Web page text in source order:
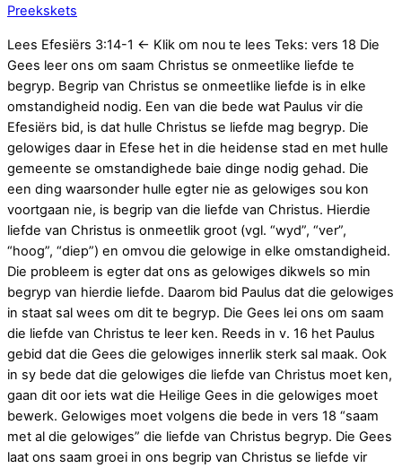
Preekskets
Lees Efesiërs 3:14-1 <- Klik om nou te lees Teks: vers 18 Die
Gees leer ons om saam Christus se onmeetlike liefde te
begryp. Begrip van Christus se onmeetlike liefde is in elke
omstandigheid nodig. Een van die bede wat Paulus vir die
Efesiërs bid, is dat hulle Christus se liefde mag begryp. Die
gelowiges daar in Efese het in die heidense stad en met hulle
gemeente se omstandighede baie dinge nodig gehad. Die
een ding waarsonder hulle egter nie as gelowiges sou kon
voortgaan nie, is begrip van die liefde van Christus. Hierdie
liefde van Christus is onmeetlik groot (vgl. “wyd”, “ver”,
“hoog”, “diep”) en omvou die gelowige in elke omstandigheid.
Die probleem is egter dat ons as gelowiges dikwels so min
begryp van hierdie liefde. Daarom bid Paulus dat die gelowiges
in staat sal wees om dit te begryp. Die Gees lei ons om saam
die liefde van Christus te leer ken. Reeds in v. 16 het Paulus
gebid dat die Gees die gelowiges innerlik sterk sal maak. Ook
in sy bede dat die gelowiges die liefde van Christus moet ken,
gaan dit oor iets wat die Heilige Gees in die gelowiges moet
bewerk. Gelowiges moet volgens die bede in vers 18 “saam
met al die gelowiges” die liefde van Christus begryp. Die Gees
laat ons saam groei in ons begrip van Christus se liefde vir